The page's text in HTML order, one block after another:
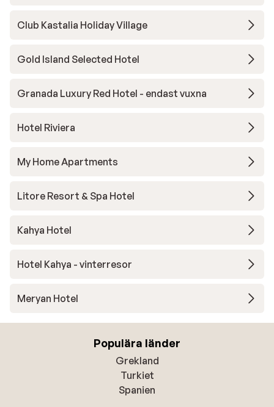
Club Kastalia Holiday Village
Gold Island Selected Hotel
Granada Luxury Red Hotel - endast vuxna
Hotel Riviera
My Home Apartments
Litore Resort & Spa Hotel
Kahya Hotel
Hotel Kahya - vinterresor
Meryan Hotel
Populära länder
Grekland
Turkiet
Spanien